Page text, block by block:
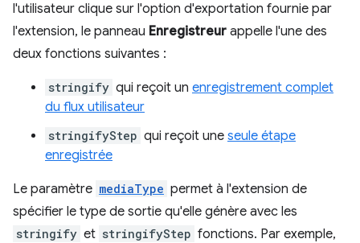
l'utilisateur clique sur l'option d'exportation fournie par
l'extension, le panneau Enregistreur appelle l'une des
deux fonctions suivantes :
stringify qui reçoit un enregistrement complet
du flux utilisateur
stringifyStep qui reçoit une seule étape
enregistrée
Le paramètre mediaType permet à l'extension de
spécifier le type de sortie qu'elle génère avec les
stringify et stringifyStep fonctions. Par exemple,